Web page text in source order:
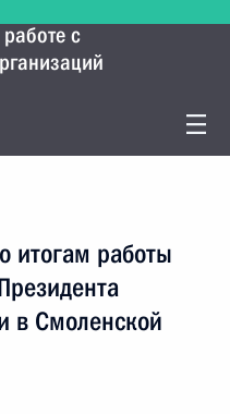
с
итогам работы
в Смоленской